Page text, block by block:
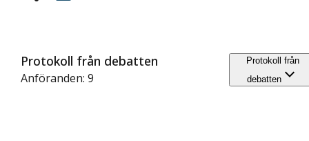
Protokoll från debatten
Anföranden: 9
Protokoll från
debatten